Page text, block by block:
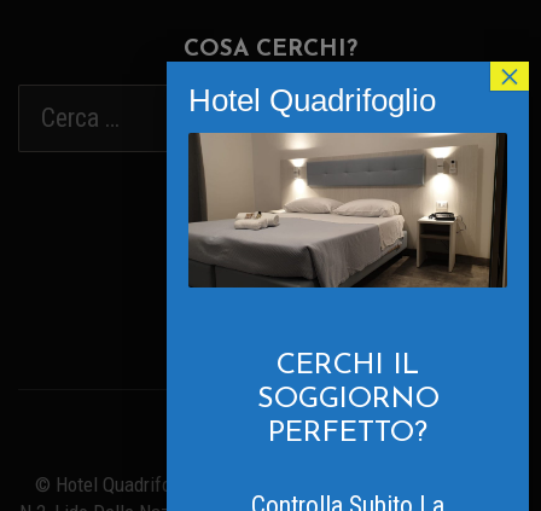
COSA CERCHI?
Powered By Translate
© Hotel Quadrifoglio. All Rights Reserved - Viale Inghilterra
CERCHI IL
SOGGIORNO
PERFETTO?